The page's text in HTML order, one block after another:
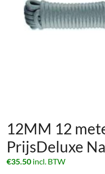
12MM 12
PrijsDeluxe
€35.50 incl. BTW